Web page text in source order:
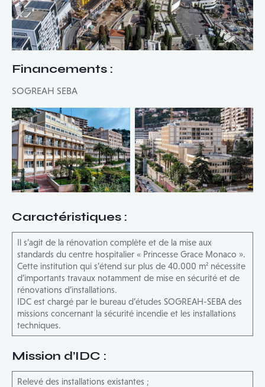
Financements :
SOGREAH SEBA
Caractéristiques :
Il s’agit de la rénovation complète et de la mise aux
standards du centre hospitalier « Princesse Grace Monaco ».
Cette institution qui s’étend sur plus de 40.000 m² nécessite
d’importants travaux notamment de mise en sécurité et de
rénovations d’installations.
IDC est chargé par le bureau d’études SOGREAH-SEBA des
missions concernant la sécurité incendie et les installations
techniques.
Mission d’IDC :
Relevé des installations existantes ;